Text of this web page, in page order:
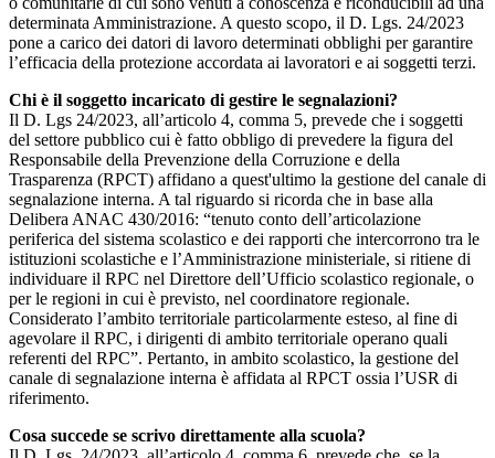
determinata Amministrazione. A questo scopo, il D. Lgs. 24/2023
pone a carico dei datori di lavoro determinati obblighi per garantire
l’efficacia della protezione accordata ai lavoratori e ai soggetti terzi.
Chi è il soggetto incaricato di gestire le segnalazioni?
Il D. Lgs 24/2023, all’articolo 4, comma 5, prevede che i soggetti
del settore pubblico cui è fatto obbligo di prevedere la figura del
Responsabile della Prevenzione della Corruzione e della
Trasparenza (RPCT) affidano a quest'ultimo la gestione del canale di
segnalazione interna. A tal riguardo si ricorda che in base alla
Delibera ANAC 430/2016: “tenuto conto dell’articolazione
periferica del sistema scolastico e dei rapporti che intercorrono tra le
istituzioni scolastiche e l’Amministrazione ministeriale, si ritiene di
individuare il RPC nel Direttore dell’Ufficio scolastico regionale, o
per le regioni in cui è previsto, nel coordinatore regionale.
Considerato l’ambito territoriale particolarmente esteso, al fine di
agevolare il RPC, i dirigenti di ambito territoriale operano quali
referenti del RPC”. Pertanto, in ambito scolastico, la gestione del
canale di segnalazione interna è affidata al RPCT ossia l’USR di
riferimento.
Cosa succede se scrivo direttamente alla scuola?